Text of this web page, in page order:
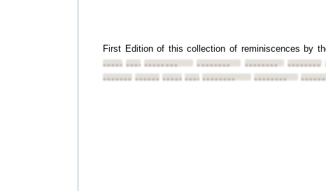
First Edition of this collection of reminiscences by
•••••••••••••••••••••••• •••••••• •••••••• ••••••••
•••••••••••••••••••••••••••••••••••••••• ••••••••